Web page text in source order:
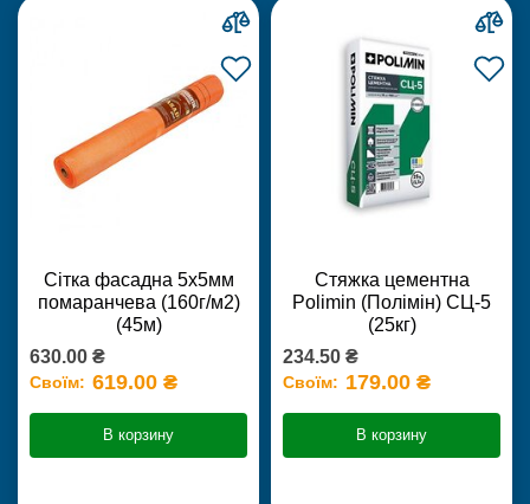
Сітка фасадна 5х5мм
помаранчева (160г/м2)
(45м)
630.00 ₴
Своїм: 619.00 ₴
В корзину
Стяжка цементна
Polimin (Полімін) СЦ-5
(25кг)
234.50 ₴
Своїм: 179.00 ₴
В корзину